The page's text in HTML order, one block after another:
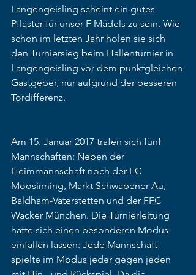
Langengeisling scheint ein gutes
Pflaster für unser F Mädels zu sein. Wie
schon im letzten Jahr holen sie sich
den Turniersieg beim Hallenturnier in
Langengeisling vor dem punktgleichen
Gastgeber, nur aufgrund der besseren
Tordifferenz.
Am 15. Januar 2017 trafen sich fünf
Mannschaften: Neben der
Heimmannschaft noch der FC
Moosinning, Markt Schwabener Au,
Baldham-Vaterstetten und der FFC
Wacker München. Die Turnierleitung
hatte sich einen besonderen Modus
einfallen lassen: Jede Mannschaft
spielte im Modus jeder gegen jeden